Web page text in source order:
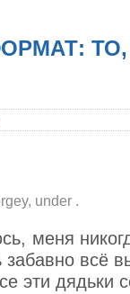
under .
меня
всё
эти дядьки